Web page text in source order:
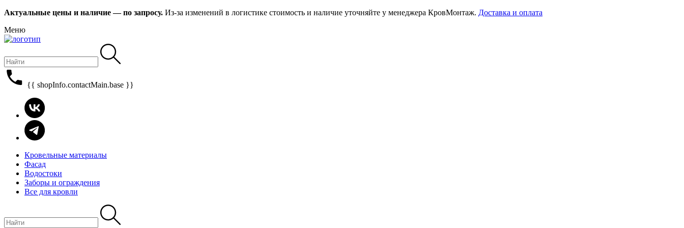
Актуальные цены и наличие — по запросу. Из-за изменений в логистике стоимость и наличие уточняйте у менеджера КровМонтаж. Доставка и оплата
Меню
{{ shopInfo.contactMain.base }}
Кровельные материалы
Фасад
Водостоки
Заборы и ограждения
Все для кровли